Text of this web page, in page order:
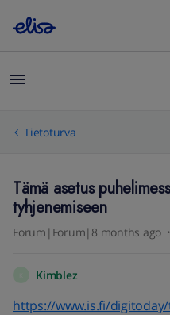
Tietoturva
Tämä asetus
tyhjenemiseen
Forum|Forum|8 months ago
Kimblez
https://www.is.fi/